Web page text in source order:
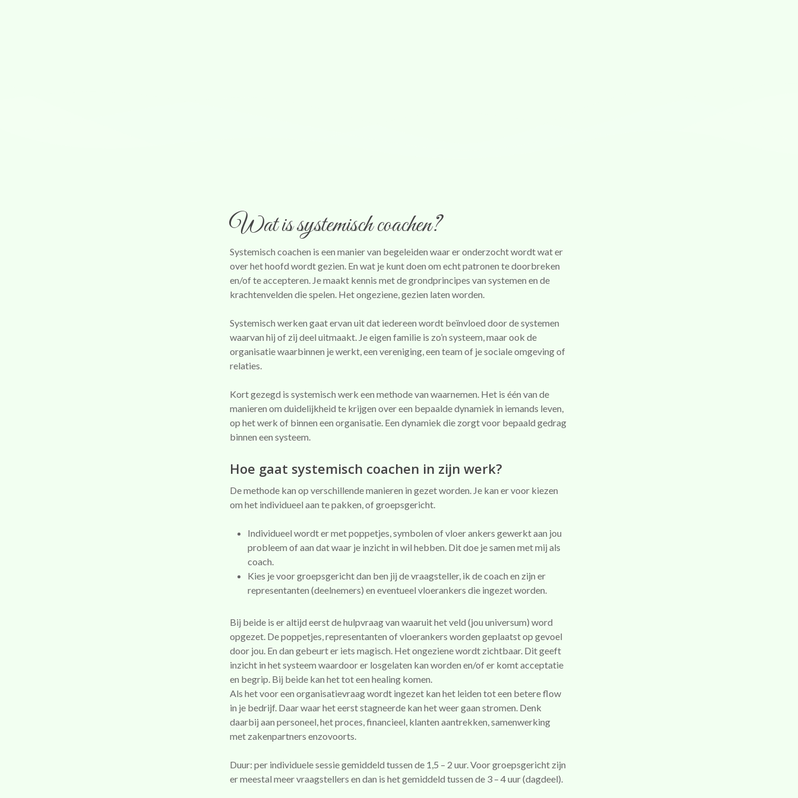
Wat is systemisch coachen?
Systemisch coachen is een manier van begeleiden waar er onderzocht wordt wat er
over het hoofd wordt gezien. En wat je kunt doen om echt patronen te doorbreken
en/of te accepteren. Je maakt kennis met de grondprincipes van systemen en de
krachtenvelden die spelen. Het ongeziene, gezien laten worden.
Systemisch werken gaat ervan uit dat iedereen wordt beïnvloed door de systemen
waarvan hij of zij deel uitmaakt. Je eigen familie is zo’n systeem, maar ook de
organisatie waarbinnen je werkt, een vereniging, een team of je sociale omgeving of
relaties.
Kort gezegd is systemisch werk een methode van waarnemen. Het is één van de
manieren om duidelijkheid te krijgen over een bepaalde dynamiek in iemands leven,
op het werk of binnen een organisatie. Een dynamiek die zorgt voor bepaald gedrag
binnen een systeem.
Hoe gaat systemisch coachen in zijn werk?
De methode kan op verschillende manieren in gezet worden. Je kan er voor kiezen
om het individueel aan te pakken, of groepsgericht.
Individueel wordt er met poppetjes, symbolen of vloer ankers gewerkt aan jou
probleem of aan dat waar je inzicht in wil hebben. Dit doe je samen met mij als
coach.
Kies je voor groepsgericht dan ben jij de vraagsteller, ik de coach en zijn er
representanten (deelnemers) en eventueel vloerankers die ingezet worden.
Bij beide is er altijd eerst de hulpvraag van waaruit het veld (jou universum) word
opgezet. De poppetjes, representanten of vloerankers worden geplaatst op gevoel
door jou. En dan gebeurt er iets magisch. Het ongeziene wordt zichtbaar. Dit geeft
inzicht in het systeem waardoor er losgelaten kan worden en/of er komt acceptatie
en begrip. Bij beide kan het tot een healing komen.
Als het voor een organisatievraag wordt ingezet kan het leiden tot een betere flow
in je bedrijf. Daar waar het eerst stagneerde kan het weer gaan stromen. Denk
daarbij aan personeel, het proces, financieel, klanten aantrekken, samenwerking
met zakenpartners enzovoorts.
Duur: per individuele sessie gemiddeld tussen de 1,5 – 2 uur. Voor groepsgericht zijn
er meestal meer vraagstellers en dan is het gemiddeld tussen de 3 – 4 uur (dagdeel).